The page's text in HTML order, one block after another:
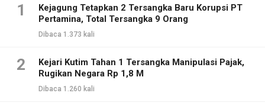
1
Kejagung Tetapkan 2 Tersangka Baru Korupsi PT
Pertamina, Total Tersangka 9 Orang
Dibaca 1.373 kali
2
Kejari Kutim Tahan 1 Tersangka Manipulasi Pajak,
Rugikan Negara Rp 1,8 M
Dibaca 1.260 kali